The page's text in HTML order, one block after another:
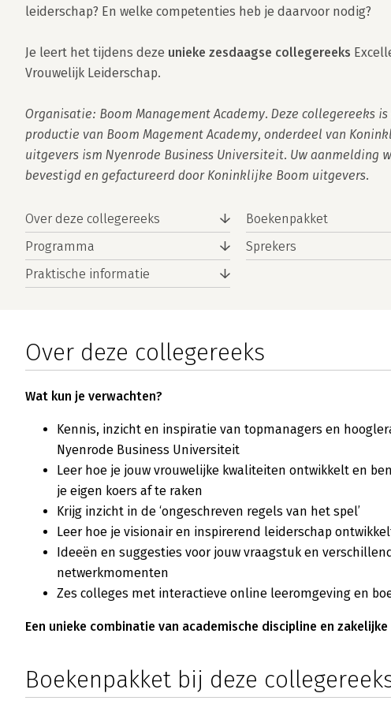
leiderschap? En welke competenties heb je daarvoor nodig?
Je leert het tijdens deze unieke zesdaagse collegereeks
Vrouwelijk Leiderschap.
Organisatie: Boom Management Academy. Deze collegereeks is
productie van Boom Magement Academy, onderdeel van
uitgevers ism Nyenrode Business Universiteit. Uw aanmelding
bevestigd en gefactureerd door Koninklijke Boom uitgevers.
Over deze collegereeks
Boekenpakket
Programma
Sprekers
Praktische informatie
Over deze collegereeks
Wat kun je verwachten?
Kennis, inzicht en inspiratie van topmanagers en
Nyenrode Business Universiteit
Leer hoe je jouw vrouwelijke kwaliteiten ontwikkelt en
je eigen koers af te raken
Krijg inzicht in de ‘ongeschreven regels van het spel’
Leer hoe je visionair en inspirerend leiderschap
Ideeën en suggesties voor jouw vraagstuk en
netwerkmomenten
Zes colleges met interactieve online leeromgeving en
Een unieke combinatie van academische discipline en
Boekenpakket bij deze